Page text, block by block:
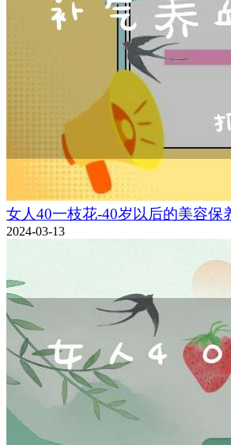
女人40一枝花-40岁以后的美容保
2024-03-13